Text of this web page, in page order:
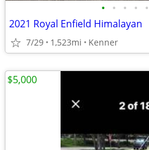
• • • • •
2021 Royal Enfield Himalayan
7/29 1,523mi Kenner
$5,000